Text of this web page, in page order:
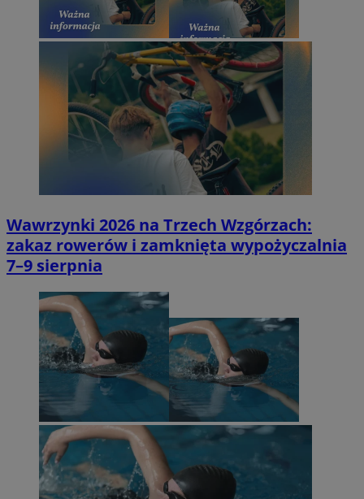
Wawrzynki 2026 na Trzech Wzgórzach:
zakaz rowerów i zamknięta wypożyczalnia
7–9 sierpnia